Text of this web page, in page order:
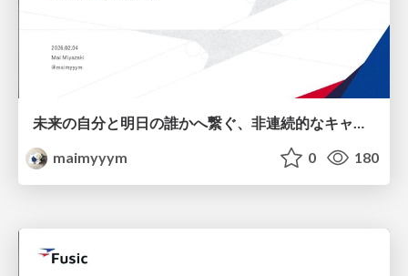
未来の自分と明日の誰かへ繋ぐ、非連続的なキャリアと再現性の分析
maimyyym
0 180